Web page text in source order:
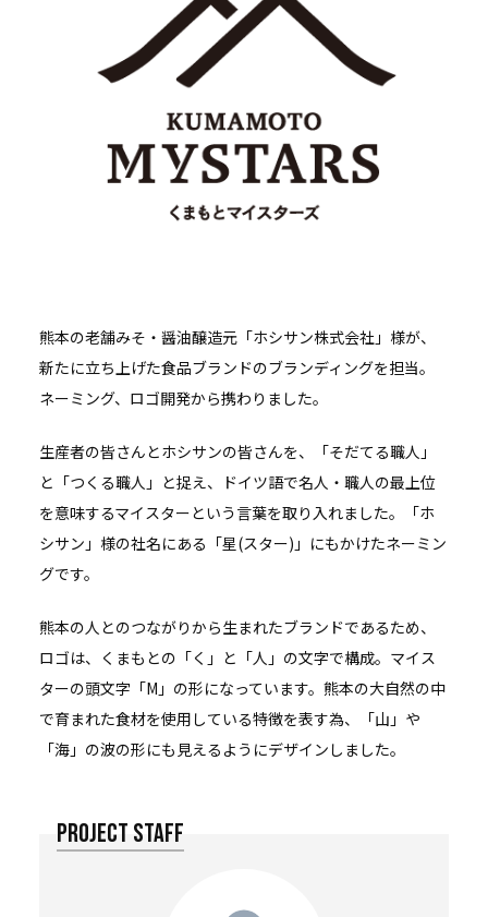
熊本の老舗みそ・醤油醸造元「ホシサン株式会社」様が、
新たに立ち上げた食品ブランドのブランディングを担当。
ネーミング、ロゴ開発から携わりました。
生産者の皆さんとホシサンの皆さんを、「そだてる職人」
と「つくる職人」と捉え、ドイツ語で名人・職人の最上位
を意味するマイスターという言葉を取り入れました。「ホ
シサン」様の社名にある「星(スター)」にもかけたネーミン
グです。
熊本の人とのつながりから生まれたブランドであるため、
ロゴは、くまもとの「く」と「人」の文字で構成。マイス
ターの頭文字「M」の形になっています。熊本の大自然の中
で育まれた食材を使用している特徴を表す為、「山」や
「海」の波の形にも見えるようにデザインしました。
PROJECT STAFF